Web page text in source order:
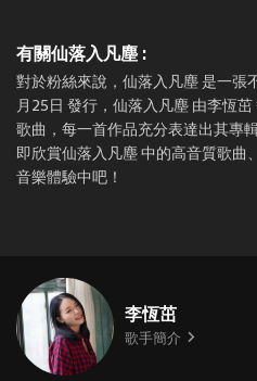
有關仙落入凡塵 :
對於粉絲來說，仙落入凡塵 是一張
月25日 發行，仙落入凡塵 由李恆
歌曲，每一首作品充分表達出其專
即欣賞仙落入凡塵 中的高音質歌曲
音樂體驗中吧！
李恆茁
歌手簡介